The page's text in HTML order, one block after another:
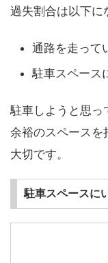
過失割合は以下に
通路を走って
駐車スペース
駐車しようと思っ
余裕のスペースを
大切です。
駐車スペースに